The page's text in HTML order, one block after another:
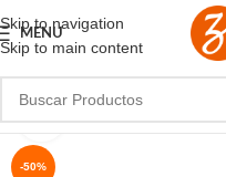
Skip to navigation
Skip to main content
MENU
-50%